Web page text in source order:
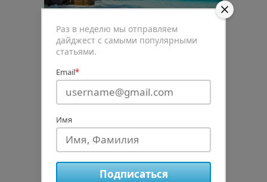
ВОСПРИЯТИЕ,ОСОЗНАННОСТЬ,РАДОСТЬ
СЧАСТЬЕ
То, что нас окружает…
Запись отЮрий Любушкин
Нет комментариев
Узнать больше
Раз в неделю мы отправляем
дайджест с самыми популярными
статьями.
Email*
Имя
Подписаться